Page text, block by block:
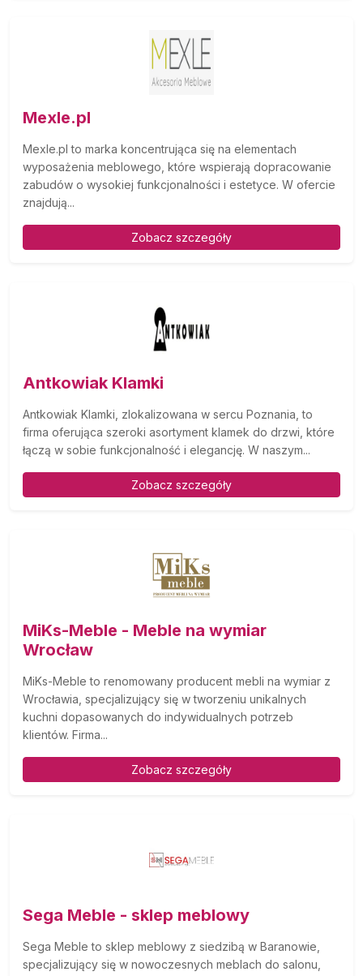
Mexle.pl
Mexle.pl to marka koncentrująca się na elementach
wyposażenia meblowego, które wspierają dopracowanie
zabudów o wysokiej funkcjonalności i estetyce. W ofercie
znajdują...
Zobacz szczegóły
Antkowiak Klamki
Antkowiak Klamki, zlokalizowana w sercu Poznania, to
firma oferująca szeroki asortyment klamek do drzwi, które
łączą w sobie funkcjonalność i elegancję. W naszym...
Zobacz szczegóły
MiKs-Meble - Meble na wymiar
Wrocław
MiKs-Meble to renomowany producent mebli na wymiar z
Wrocławia, specjalizujący się w tworzeniu unikalnych
kuchni dopasowanych do indywidualnych potrzeb
klientów. Firma...
Zobacz szczegóły
Sega Meble - sklep meblowy
Sega Meble to sklep meblowy z siedzibą w Baranowie,
specjalizujący się w nowoczesnych meblach do salonu,